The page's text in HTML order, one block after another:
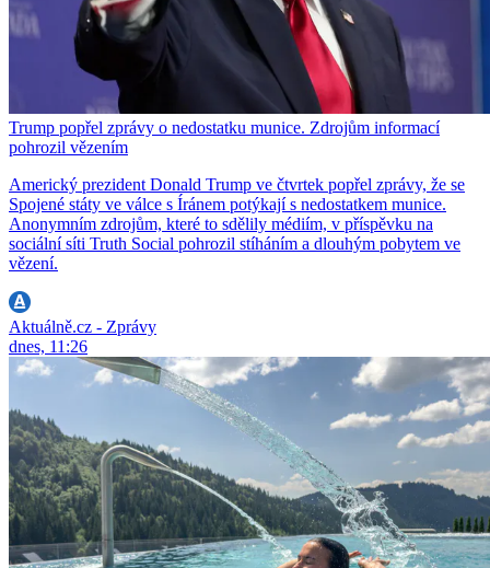
Trump popřel zprávy o nedostatku munice. Zdrojům informací
pohrozil vězením
Americký prezident Donald Trump ve čtvrtek popřel zprávy, že se
Spojené státy ve válce s Íránem potýkají s nedostatkem munice.
Anonymním zdrojům, které to sdělily médiím, v příspěvku na
sociální síti Truth Social pohrozil stíháním a dlouhým pobytem ve
vězení.
Aktuálně.cz - Zprávy
dnes, 11:26